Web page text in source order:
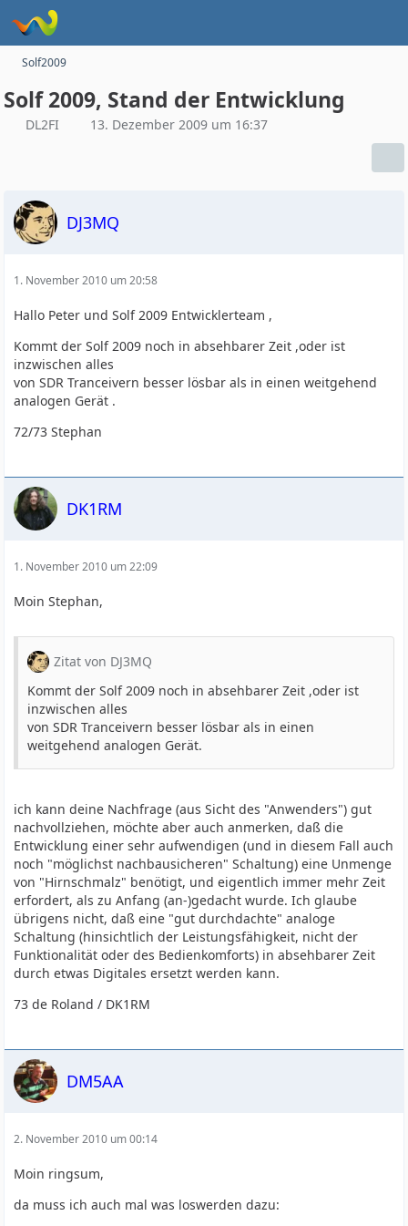
Solf2009
Solf 2009, Stand der Entwicklung
DL2FI 13. Dezember 2009 um 16:37
DJ3MQ
1. November 2010 um 20:58
Hallo Peter und Solf 2009 Entwicklerteam ,
Kommt der Solf 2009 noch in absehbarer Zeit ,oder ist
inzwischen alles
von SDR Tranceivern besser lösbar als in einen weitgehend
analogen Gerät .
72/73 Stephan
DK1RM
1. November 2010 um 22:09
Moin Stephan,
Zitat von DJ3MQ
Kommt der Solf 2009 noch in absehbarer Zeit ,oder ist
inzwischen alles
von SDR Tranceivern besser lösbar als in einen
weitgehend analogen Gerät.
ich kann deine Nachfrage (aus Sicht des "Anwenders") gut
nachvollziehen, möchte aber auch anmerken, daß die
Entwicklung einer sehr aufwendigen (und in diesem Fall auch
noch "möglichst nachbausicheren" Schaltung) eine Unmenge
von "Hirnschmalz" benötigt, und eigentlich immer mehr Zeit
erfordert, als zu Anfang (an-)gedacht wurde. Ich glaube
übrigens nicht, daß eine "gut durchdachte" analoge
Schaltung (hinsichtlich der Leistungsfähigkeit, nicht der
Funktionalität oder des Bedienkomforts) in absehbarer Zeit
durch etwas Digitales ersetzt werden kann.
73 de Roland / DK1RM
DM5AA
2. November 2010 um 00:14
Moin ringsum,
da muss ich auch mal was loswerden dazu: